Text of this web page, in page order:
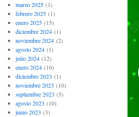
marzo 2025(1)
febrero 2025(1)
enero 2025(15)
diciembre 2024(1)
noviembre 2024(2)
agosto 2024(1)
julio 2024(12)
enero 2024(10)
diciembre 2023 (1)
noviembre 2023 (10)
septiembre 2023 (5)
agosto 2023 (10)
junio 2023 (3)